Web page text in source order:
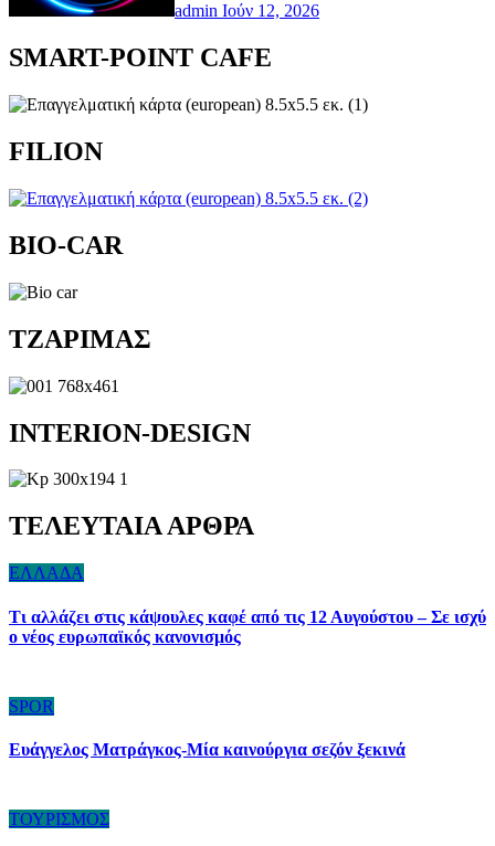
admin Ιούν 12, 2026
SMART-POINT CAFE
FILION
BIO-CAR
TZAΡΙΜΑΣ
INTERION-DESIGN
ΤΕΛΕΥΤΑΙΑ ΑΡΘΡΑ
ΕΛΛΑΔΑ
Τι αλλάζει στις κάψουλες καφέ από τις 12 Αυγούστου – Σε ισχύ
ο νέος ευρωπαϊκός κανονισμός
SPOR
Ευάγγελος Ματράγκος-Μία καινούργια σεζόν ξεκινά
ΤΟΥΡΙΣΜΟΣ